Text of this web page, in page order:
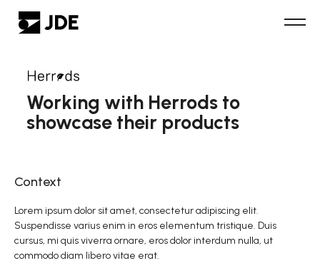
Working with Herrods to
showcase their products
Context
Lorem ipsum dolor sit amet, consectetur adipiscing elit.
Suspendisse varius enim in eros elementum tristique. Duis
cursus, mi quis viverra ornare, eros dolor interdum nulla, ut
commodo diam libero vitae erat.